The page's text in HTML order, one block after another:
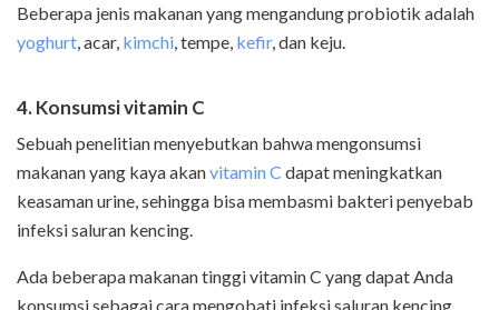
Beberapa jenis makanan yang mengandung probiotik adalah
yoghurt , acar, kimchi , tempe, kefir, dan keju.
4. Konsumsi vitamin C
Sebuah penelitian menyebutkan bahwa mengonsumsi
makanan yang kaya akanvitamin C dapat meningkatkan
keasaman urine, sehingga bisa membasmi bakteri penyebab
infeksi saluran kencing.
Ada beberapa makanan tinggi vitamin C yang dapat Anda
konsumsi sebagai cara mengobati infeksi saluran kencing